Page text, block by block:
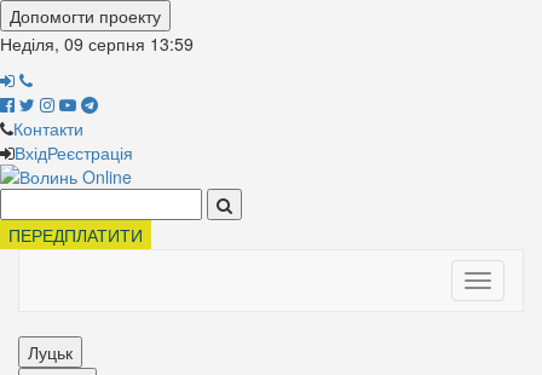
Допомогти проекту
Неділя, 09 серпня 13:59
Контакти
ВхідРеєстрація
ПЕРЕДПЛАТИТИ
Toggle
Луцьк